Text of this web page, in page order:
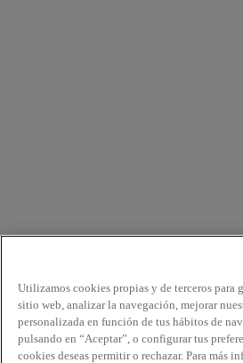
Utilizamos cookies propias y de terceros
sitio web, analizar la navegación, mejorar
personalizada en función de tus hábitos de
pulsando en “Aceptar”, o configurar tus
cookies deseas permitir o rechazar. Para más